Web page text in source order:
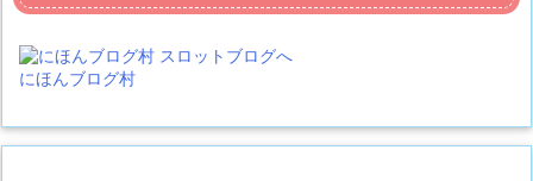
にほんブログ村